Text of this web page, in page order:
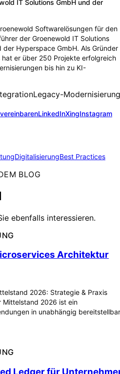
IT Solutions GmbH und der
Softwarelösungen für den
der Groenewold IT Solutions
Hyperspace GmbH. Als Gründer
er über 250 Projekte erfolgreich
bis hin zu KI-
Legacy-Modernisierung
LinkedInXingInstagram
DigitalisierungBest Practices
BLOG
ebenfalls interessieren.
Architektur
2026: Strategie & Praxis
Mittelstand 2026 ist ein
in unabhängig
Ledger für